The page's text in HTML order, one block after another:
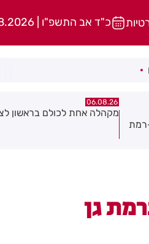
כ"ד אב התשפ"ו | 07.08.2026
06.08.26
תושב חולון נעדר כבר שבועיים
גן